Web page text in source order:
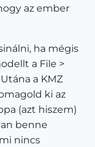
az ember
ha mégis
a File >
a KMZ
ki az
(azt hiszem)
benne
nincs